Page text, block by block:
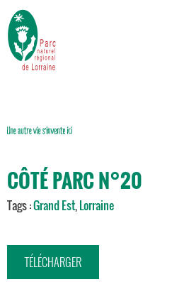
CÔTÉ PARC N°20
Tags :Grand Est,Lorraine
TÉLÉCHARGER